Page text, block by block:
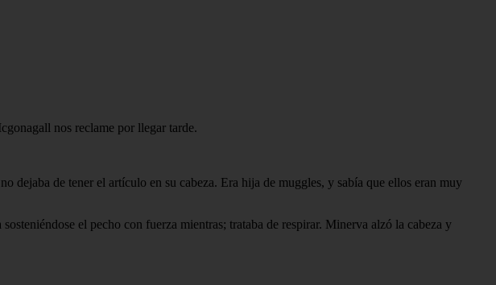
nos reclame por llegar tarde.
dejaba de tener el artículo en su cabeza. Era hija de muggles, y sabía que ellos eran muy
el pecho con fuerza mientras; trataba de respirar. Minerva alzó la cabeza y